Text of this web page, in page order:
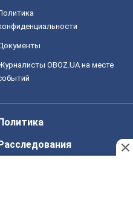
OBOZ.UA на месте
Политика
Расследования